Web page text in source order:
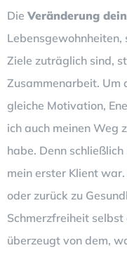
Die Veränderung
Lebensgewohnheiten,
Ziele zuträglich sind,
Zusammenarbeit. Um
gleiche Motivation,
ich auch meinen Weg
habe. Denn
mein erster Klient
oder zurück zu
Schmerzfreiheit
überzeugt von dem,